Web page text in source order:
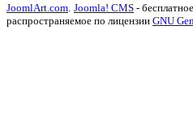
JoomlArt.com Joomla! CMS -
распространяемое по лицензии GNU